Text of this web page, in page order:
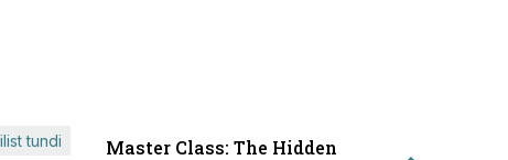
tundi
Master Class: The Hidden